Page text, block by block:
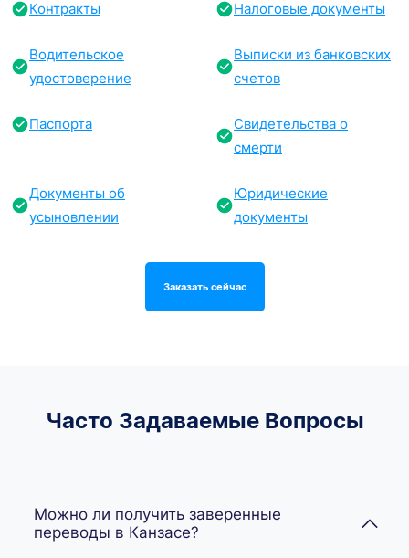
Контракты Налоговые документы
Водительское
удостоверение
Выписки из банковских
счетов
Паспорта
Свидетельства о
смерти
Документы об
усыновлении
Юридические
документы
Заказать сейчас
Часто Задаваемые Вопросы
Можно ли получить заверенные
переводы в Канзасе?